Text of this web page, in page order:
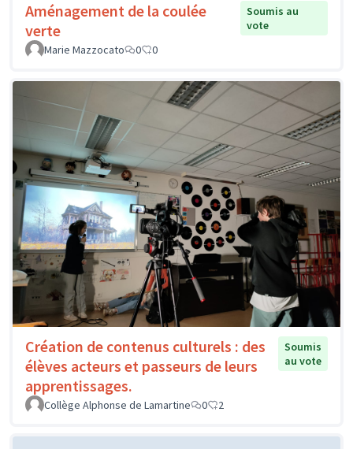
Aménagement de la coulée
verte
Soumis au
vote
Marie Mazzocato
0 0
Création de contenus culturels : des
élèves acteurs et passeurs de leurs
apprentissages.
Soumis
au vote
Collège Alphonse de Lamartine 0 2